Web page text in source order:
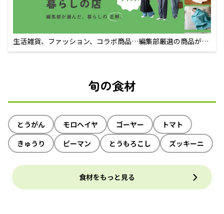
生活雑貨、ファッション、コラボ商品…編集部厳選の商品が買
えるECサイト
旬の食材
とうがん モロヘイヤ ゴーヤー
トマト
きゅうり
ピーマン とうもろこし ズッキーニ
食材をもっと見る